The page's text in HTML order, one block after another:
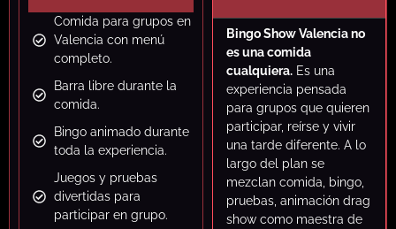
Comida para grupos en
Valencia con menú
completo.
Barra libre durante la
comida.
Bingo animado durante
toda la experiencia.
Juegos y pruebas
divertidas para
participar en grupo.
Bingo Show Valencia no
es una comida
cualquiera.Es una
experiencia pensada
para grupos que quieren
participar, reírse y vivir
una tarde diferente. A lo
largo del plan se
mezclan comida, bingo,
pruebas, animación drag
show como maestra de